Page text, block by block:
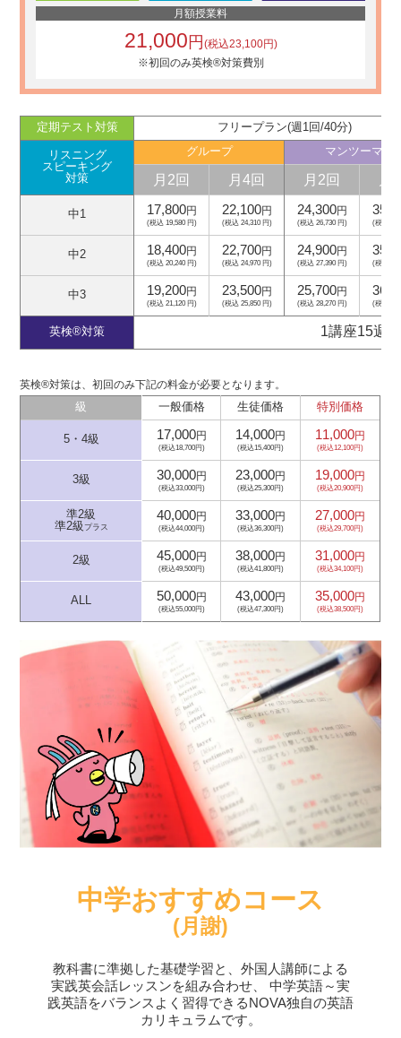
月額授業料
21,000円(税込23,100円)
※初回のみ英検®対策費別
定期テスト対策 フリープラン(週1回/40分)
リスニング
スピーキング
対策
グループ マンツーマン
月2回 月4回 月2回
中1 17,800円
(税込 19,580 円)
22,100円
(税込 24,310 円)
24,300円
(税込 26,730 円) (税込
中2 18,400円
(税込 20,240 円)
22,700円
(税込 24,970 円)
24,900円
(税込 27,390 円) (税込
中3 19,200円
(税込 21,120 円)
23,500円
(税込 25,850 円)
25,700円
(税込 28,270 円) (税込
英検®対策 1講座15週
英検®対策は、初回のみ下記の料金が必要となります。
級 一般価格 生徒価格 特別価格
5・4級 17,000円
(税込18,700円)
14,000円
(税込15,400円)
11,000円
(税込12,100円)
3級 30,000円
(税込33,000円)
23,000円
(税込25,300円)
19,000円
(税込20,900円)
準2級
準2級 プラス
40,000円
(税込44,000円)
33,000円
(税込36,300円)
27,000円
(税込29,700円)
2級 45,000円
(税込49,500円)
38,000円
(税込41,800円)
31,000円
(税込34,100円)
ALL 50,000円
(税込55,000円)
43,000円
(税込47,300円)
35,000円
(税込38,500円)
中学おすすめコース
(月謝)
教科書に準拠した基礎学習と、外国人講師による
実践英会話レッスンを組み合わせ、
中学英語～実
践英語をバランスよく習得できるNOVA独自の英語
カリキュラムです。